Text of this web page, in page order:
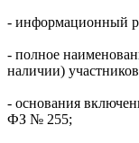
- информационный
- полное
наличии)
- основания
ФЗ № 255;